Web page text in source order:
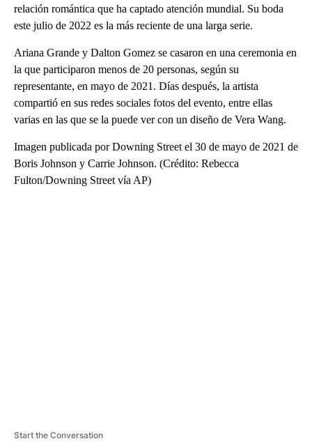
relación romántica que ha captado atención mundial. Su boda
este julio de 2022 es la más reciente de una larga serie.
Ariana Grande y Dalton Gomez se casaron en una ceremonia en
la que participaron menos de 20 personas, según su
representante, en mayo de 2021. Días después, la artista
compartió en sus redes sociales fotos del evento, entre ellas
varias en las que se la puede ver con un diseño de Vera Wang.
Imagen publicada por Downing Street el 30 de mayo de 2021 de
Boris Johnson y Carrie Johnson. (Crédito: Rebecca
Fulton/Downing Street vía AP)
Start the Conversation